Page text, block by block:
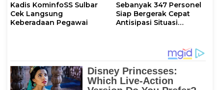
Kadis KominfoSS Sulbar
Cek Langsung
Keberadaan Pegawai
Sebanyak 347 Personel
Siap Bergerak Cepat
Antisipasi Situasi